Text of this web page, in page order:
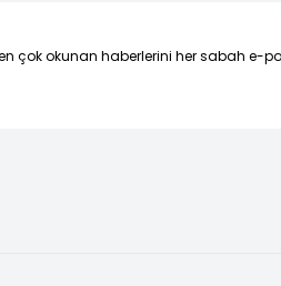
çok okunan haberlerini her sabah e-